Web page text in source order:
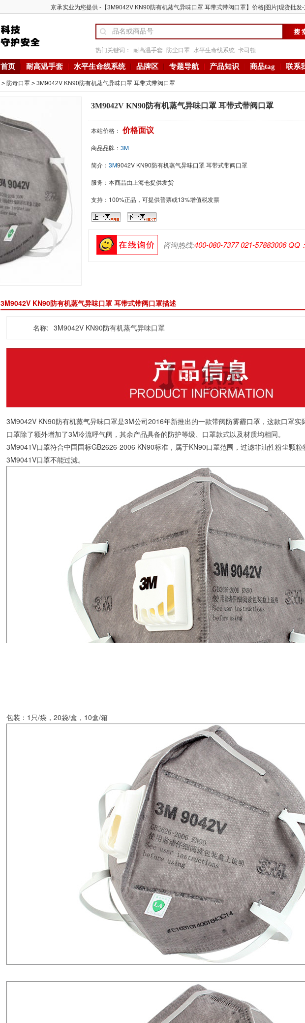
京承实业为您提供 -【3M9042V KN90防有机蒸气异味口罩 耳带式带阀口罩】价格|图片|现货批发
热门关键词： 耐高温手套 防尘口罩 水平生命线系统 卡司顿
首页 耐高温手套 水平生命线系统 品牌区 专题导航 产品知识 商品tag 联系
> 防毒口罩 > 3M9042V KN90防有机蒸气异味口罩 耳带式带阀口罩
3M9042V KN90防有机蒸气异味口罩 耳带式带阀口罩
本站价格： 价格面议
商品品牌： 3M
简介： 3M9042V KN90防有机蒸气异味口罩 耳带式带阀口罩
服务：本商品由上海仓提供发货
支持：100%正品，可提供普票或13%增值税发票
咨询热线:400-080-7377 021-57883006 QQ
3M9042V KN90防有机蒸气异味口罩 耳带式带阀口罩描述
名称: 3M9042V KN90防有机蒸气异味口罩
3M9042V KN90防有机蒸气异味口罩是3M公司2016年新推出的一款带阀防雾霾口罩，这款口罩实
口罩除了额外增加了3M冷流呼气阀，其余产品具备的防护等级、口罩款式以及材质均相同。
3M9041V口罩符合中国国标GB2626-2006 KN90标准，属于KN90口罩范围，过滤非油性粉尘颗
3M9041V口罩不能过滤。
包装：1只/袋，20袋/盒，10盒/箱